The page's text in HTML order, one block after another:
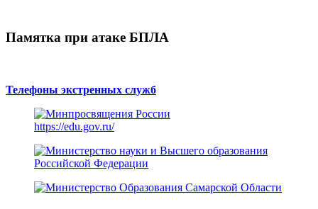
Памятка при атаке БПЛА
Телефоны экстренных служб
https://edu.gov.ru/